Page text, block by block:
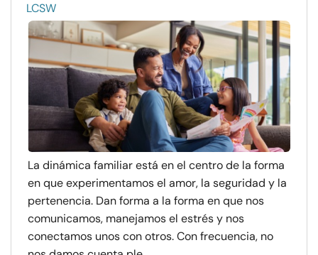
LCSW
La dinámica familiar está en el centro de la forma
en que experimentamos el amor, la seguridad y la
pertenencia. Dan forma a la forma en que nos
comunicamos, manejamos el estrés y nos
conectamos unos con otros. Con frecuencia, no